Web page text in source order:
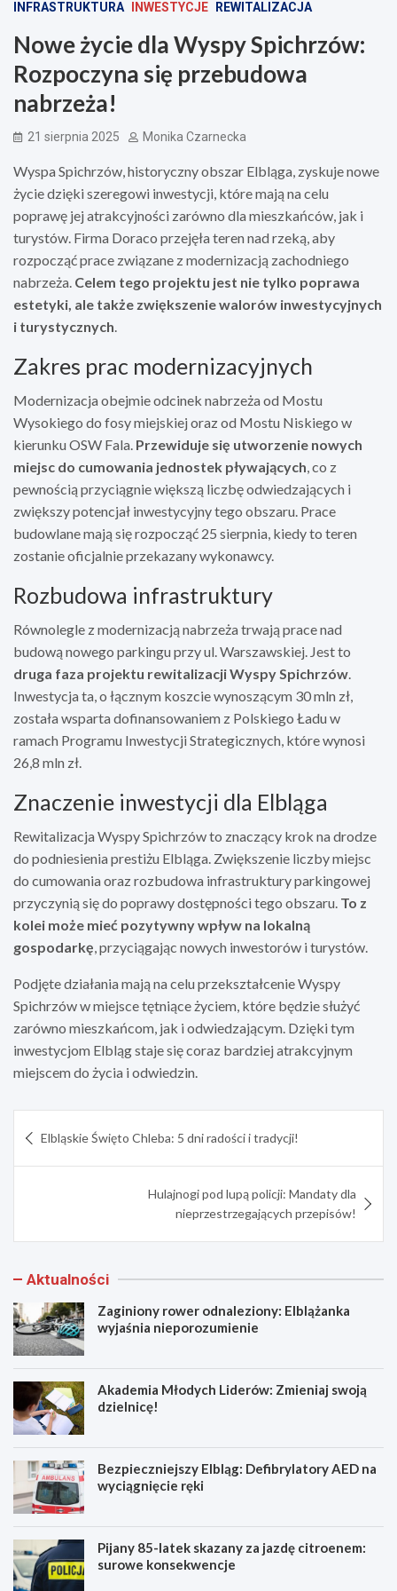
INFRASTRUKTURA INWESTYCJE REWITALIZACJA
Nowe życie dla Wyspy Spichrzów:
Rozpoczyna się przebudowa
nabrzeża!
21 sierpnia 2025 Monika Czarnecka
Wyspa Spichrzów, historyczny obszar Elbląga, zyskuje nowe
życie dzięki szeregowi inwestycji, które mają na celu
poprawę jej atrakcyjności zarówno dla mieszkańców, jak i
turystów. Firma Doraco przejęła teren nad rzeką, aby
rozpocząć prace związane z modernizacją zachodniego
nabrzeża. Celem tego projektu jest nie tylko poprawa
estetyki, ale także zwiększenie walorów inwestycyjnych
i turystycznych.
Zakres prac modernizacyjnych
Modernizacja obejmie odcinek nabrzeża od Mostu
Wysokiego do fosy miejskiej oraz od Mostu Niskiego w
kierunku OSW Fala. Przewiduje się utworzenie nowych
miejsc do cumowania jednostek pływających, co z
pewnością przyciągnie większą liczbę odwiedzających i
zwiększy potencjał inwestycyjny tego obszaru. Prace
budowlane mają się rozpocząć 25 sierpnia, kiedy to teren
zostanie oficjalnie przekazany wykonawcy.
Rozbudowa infrastruktury
Równolegle z modernizacją nabrzeża trwają prace nad
budową nowego parkingu przy ul. Warszawskiej. Jest to
druga faza projektu rewitalizacji Wyspy Spichrzów.
Inwestycja ta, o łącznym koszcie wynoszącym 30 mln zł,
została wsparta dofinansowaniem z Polskiego Ładu w
ramach Programu Inwestycji Strategicznych, które wynosi
26,8 mln zł.
Znaczenie inwestycji dla Elbląga
Rewitalizacja Wyspy Spichrzów to znaczący krok na drodze
do podniesienia prestiżu Elbląga. Zwiększenie liczby miejsc
do cumowania oraz rozbudowa infrastruktury parkingowej
przyczynią się do poprawy dostępności tego obszaru. To z
kolei może mieć pozytywny wpływ na lokalną
gospodarkę, przyciągając nowych inwestorów i turystów.
Podjęte działania mają na celu przekształcenie Wyspy
Spichrzów w miejsce tętniące życiem, które będzie służyć
zarówno mieszkańcom, jak i odwiedzającym. Dzięki tym
inwestycjom Elbląg staje się coraz bardziej atrakcyjnym
miejscem do życia i odwiedzin.
wpisu
Elbląskie Święto Chleba: 5 dni radości i tradycji!
Hulajnogi pod lupą policji: Mandaty dla
nieprzestrzegających przepisów!
Aktualności
Zaginiony rower odnaleziony: Elblążanka
wyjaśnia nieporozumienie
Akademia Młodych Liderów: Zmieniaj swoją
dzielnicę!
Bezpieczniejszy Elbląg: Defibrylatory AED na
wyciągnięcie ręki
Pijany 85-latek skazany za jazdę citroenem:
surowe konsekwencje